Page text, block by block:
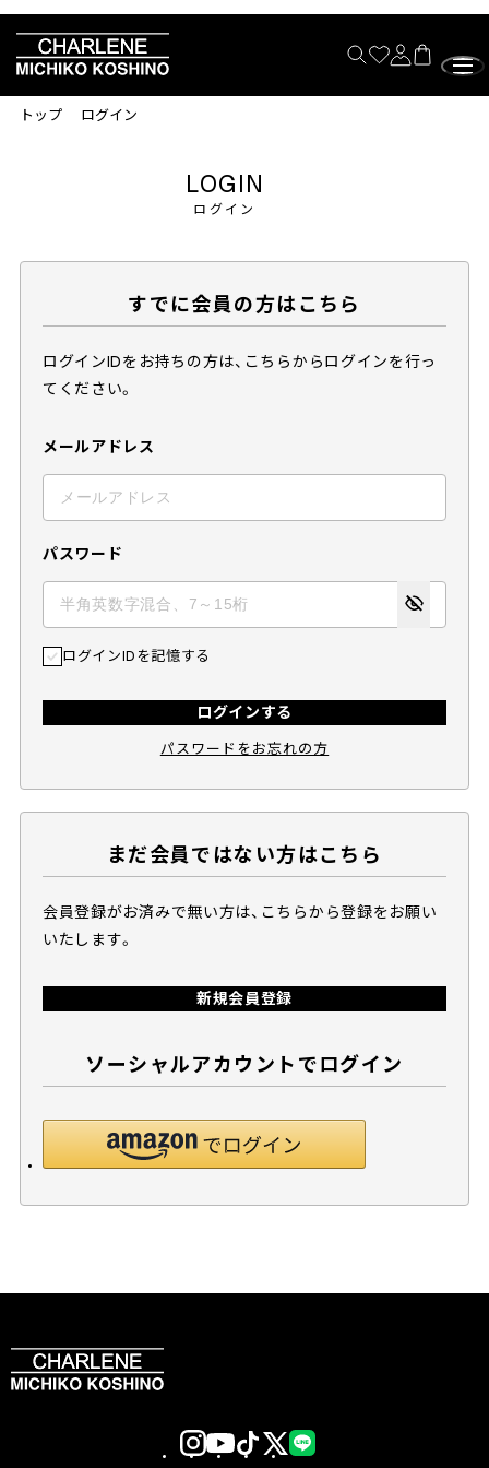
トップ ログイン
ログイン
LOGIN
すでに会員の方はこちら
ログインIDをお持ちの方は、こちらからログインを行っ
てください。
メールアドレス
パスワード
ログインIDを記憶する
ログインする
パスワードをお忘れの方
まだ会員ではない方はこちら
会員登録がお済みで無い方は、こちらから登録をお願い
いたします。
新規会員登録
ソーシャルアカウントでログイン